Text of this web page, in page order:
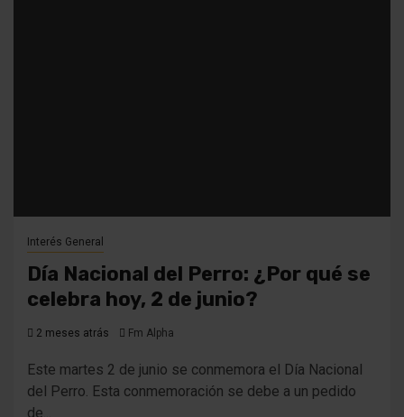
Interés General
Día Nacional del Perro: ¿Por qué se
celebra hoy, 2 de junio?
2 meses atrás Fm Alpha
Este martes 2 de junio se conmemora el Día Nacional
del Perro. Esta conmemoración se debe a un pedido
de...